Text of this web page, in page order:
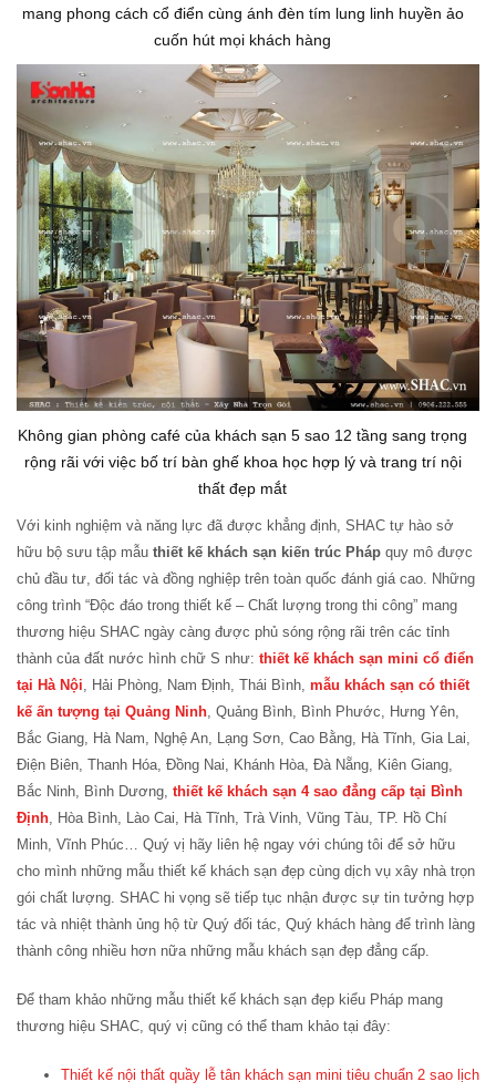
mang phong cách cổ điển cùng ánh đèn tím lung linh huyền ảo
cuốn hút mọi khách hàng
Không gian phòng café của khách sạn 5 sao 12 tầng sang trọng
rộng rãi với việc bố trí bàn ghế khoa học hợp lý và trang trí nội
thất đẹp mắt
Với kinh nghiệm và năng lực đã được khẳng định, SHAC tự hào sở
hữu bộ sưu tập mẫu thiết kế khách sạn kiến trúc Pháp quy mô được
chủ đầu tư, đối tác và đồng nghiệp trên toàn quốc đánh giá cao. Những
công trình “Độc đáo trong thiết kế – Chất lượng trong thi công” mang
thương hiệu SHAC ngày càng được phủ sóng rộng rãi trên các tỉnh
thành của đất nước hình chữ S như: thiết kế khách sạn mini cổ điển
tại Hà Nội, Hải Phòng, Nam Định, Thái Bình, mẫu khách sạn có thiết
kế ấn tượng tại Quảng Ninh, Quảng Bình, Bình Phước, Hưng Yên,
Bắc Giang, Hà Nam, Nghệ An, Lạng Sơn, Cao Bằng, Hà Tĩnh, Gia Lai,
Điện Biên, Thanh Hóa, Đồng Nai, Khánh Hòa, Đà Nẵng, Kiên Giang,
Bắc Ninh, Bình Dương, thiết kế khách sạn 4 sao đẳng cấp tại Bình
Định, Hòa Bình, Lào Cai, Hà Tĩnh, Trà Vinh, Vũng Tàu, TP. Hồ Chí
Minh, Vĩnh Phúc… Quý vị hãy liên hệ ngay với chúng tôi để sở hữu
cho mình những mẫu thiết kế khách sạn đẹp cùng dịch vụ xây nhà trọn
gói chất lượng. SHAC hi vọng sẽ tiếp tục nhận được sự tin tưởng hợp
tác và nhiệt thành ủng hộ từ Quý đối tác, Quý khách hàng để trình làng
thành công nhiều hơn nữa những mẫu khách sạn đẹp đẳng cấp.
Để tham khảo những mẫu thiết kế khách sạn đẹp kiểu Pháp mang
thương hiệu SHAC, quý vị cũng có thể tham khảo tại đây:
Thiết kế nội thất quầy lễ tân khách sạn mini tiêu chuẩn 2 sao lịch